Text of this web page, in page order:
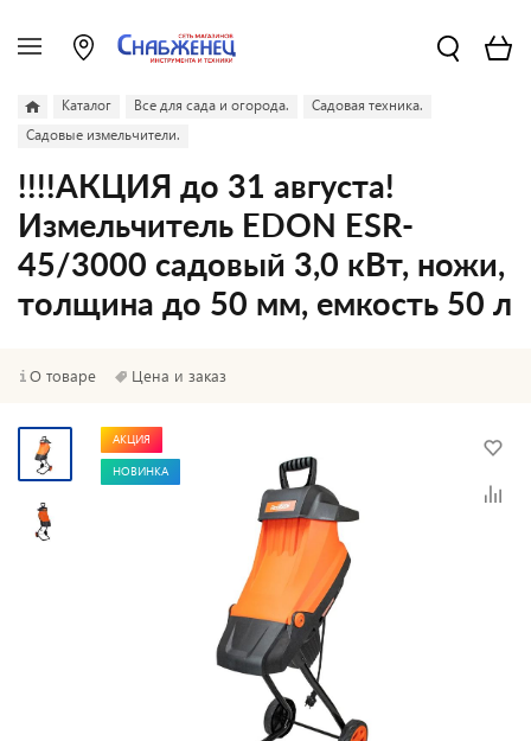
Каталог Все для сада и огорода.
Садовая техника.
Садовые измельчители.
!!!!АКЦИЯ до 31 августа!
Измельчитель EDON ESR-
45/3000 садовый 3,0 кВт, ножи,
толщина до 50 мм, емкость 50 л
О товаре Цена и заказ
АКЦИЯ
НОВИНКА